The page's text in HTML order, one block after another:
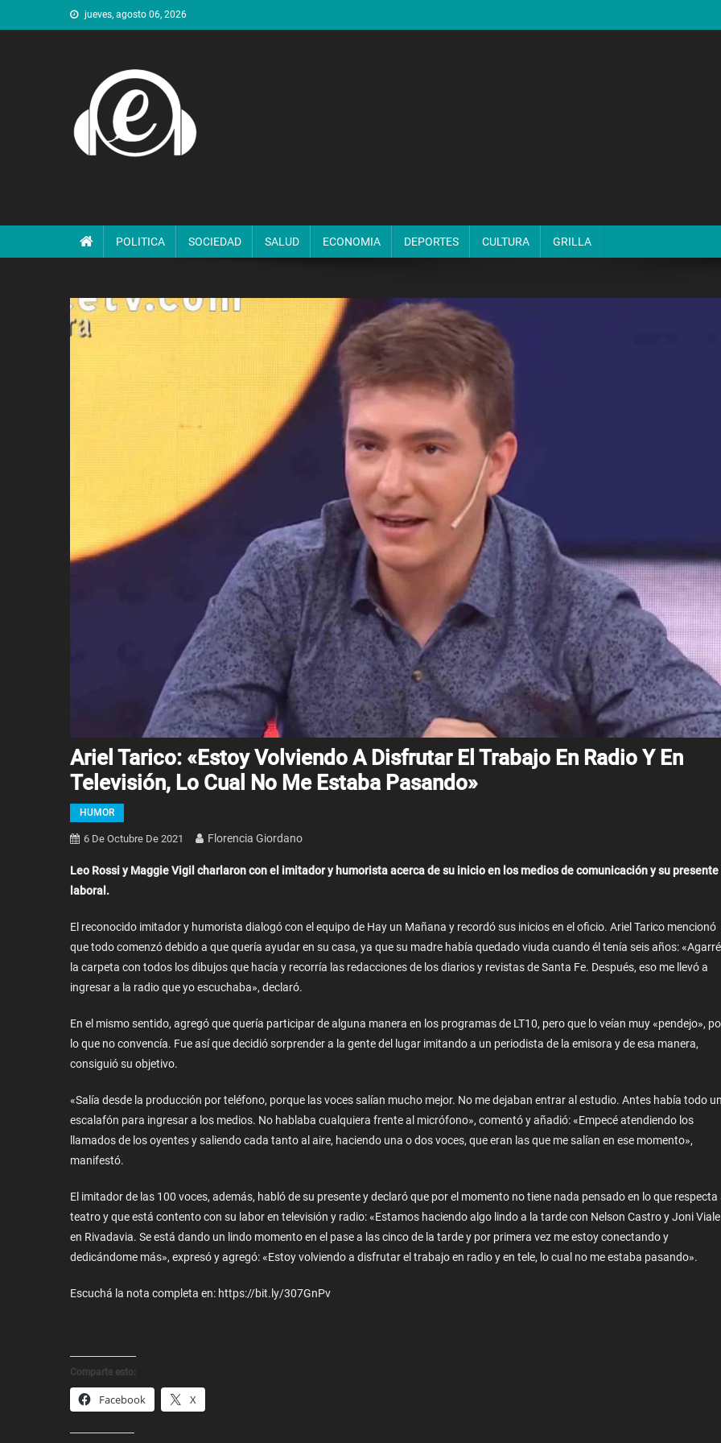
al
jueves, agosto 06, 2026
POLITICA SOCIEDAD SALUD ECONOMIA DEPORTES CULTURA GRILLA
Ariel Tarico: «Estoy Volviendo A Disfrutar El Trabajo En Radio Y En
Televisión, Lo Cual No Me Estaba Pasando»
HUMOR
6 De Octubre De 2021 Florencia Giordano
Leo Rossi y Maggie Vigil charlaron con el imitador y humorista acerca de su inicio en los medios de comunicación y su presente
laboral.
El reconocido imitador y humorista dialogó con el equipo de Hay un Mañana y recordó sus inicios en el oficio. Ariel Tarico mencionó
que todo comenzó debido a que quería ayudar en su casa, ya que su madre había quedado viuda cuando él tenía seis años: «Agarré
la carpeta con todos los dibujos que hacía y recorría las redacciones de los diarios y revistas de Santa Fe. Después, eso me llevó a
ingresar a la radio que yo escuchaba», declaró.
En el mismo sentido, agregó que quería participar de alguna manera en los programas de LT10, pero que lo veían muy «pendejo»,
lo que no convencía. Fue así que decidió sorprender a la gente del lugar imitando a un periodista de la emisora y de esa manera,
consiguió su objetivo.
«Salía desde la producción por teléfono, porque las voces salían mucho mejor. No me dejaban entrar al estudio. Antes había todo
escalafón para ingresar a los medios. No hablaba cualquiera frente al micrófono», comentó y añadió: «Empecé atendiendo los
llamados de los oyentes y saliendo cada tanto al aire, haciendo una o dos voces, que eran las que me salían en ese momento»,
manifestó.
El imitador de las 100 voces, además, habló de su presente y declaró que por el momento no tiene nada pensado en lo que respecta
teatro y que está contento con su labor en televisión y radio: «Estamos haciendo algo lindo a la tarde con Nelson Castro y Joni Viale
en Rivadavia. Se está dando un lindo momento en el pase a las cinco de la tarde y por primera vez me estoy conectando y
dedicándome más», expresó y agregó: «Estoy volviendo a disfrutar el trabajo en radio y en tele, lo cual no me estaba pasando».
Escuchá la nota completa en: https://bit.ly/307GnPv
Comparte esto:
Facebook X